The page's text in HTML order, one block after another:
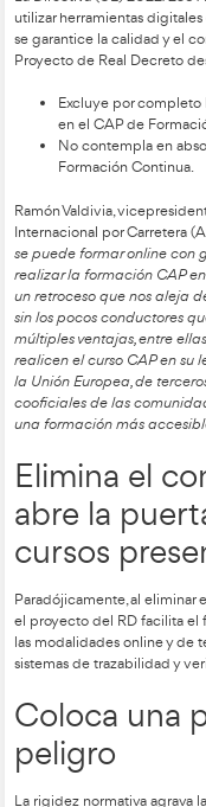
Durante la
Decreto que
Movilidad
avalancha de
y entidades
miles de
respuesta clara y
Da la
europea
Decreto
La Directiva (UE)
utilizar herramientas
se garantice la
Proyecto de Real
Excluye por
en el CAP de
No contempla
Formación
Ramón Valdivia,
Internacional por
se puede formar
realizar la formación